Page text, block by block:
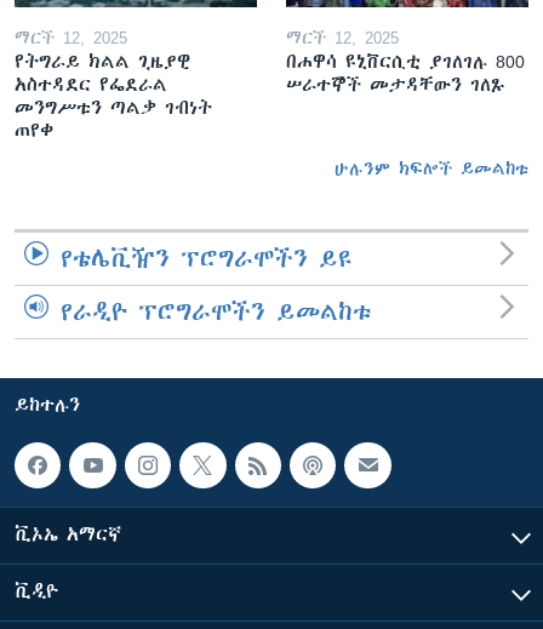
ማርች 12, 2025
የትግራይ ክልል ጊዜያዊ
አስተዳደር የፌደራል
መንግሥቱን ጣልቃ ገብነት
ጠየቀ
ማርች 12, 2025
በሐዋሳ ዩኒቨርሲቲ ያገለገሉ 800
ሠራተኞች መታዳቸውን ገለጹ
ሁሉንም ክፍሎች ይመልከቱ
የቴሌቪዥን ፕሮግራሞችን ይዩ
የራዲዮ ፕሮግራሞችን ይመልከቱ
ይከተሉን
ቪኦኤ አማርኛ
ቪዲዮ